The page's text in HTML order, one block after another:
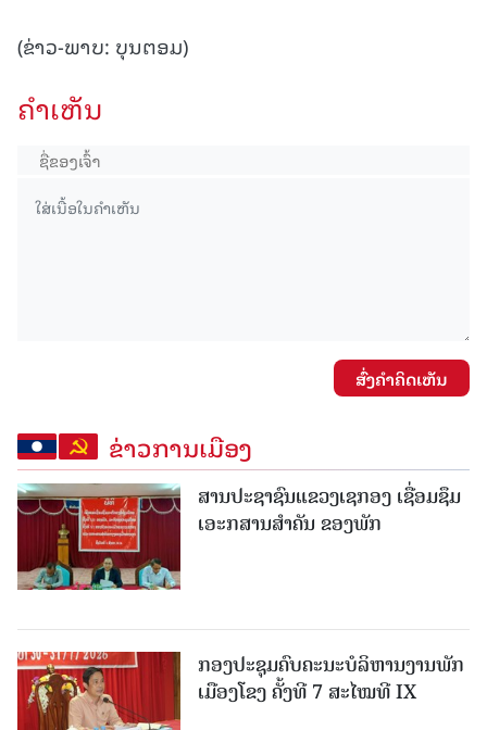
(ຂ່າວ-ພາບ: ບຸນຕອມ)
ຄໍາເຫັນ
ສົ່ງຄໍາຄິດເຫັນ
ຂ່າວການເມືອງ
ສານປະຊາຊົນແຂວງເຊກອງ ເຊື່ອມຊຶມ
ເອະກສານສໍາຄັນ ຂອງພັກ
ກອງປະຊຸມຄົບຄະນະບໍລິຫານງານພັກ
ເມືອງໂຂງ ຄັ້ງທີ 7 ສະໄໝທີ IX